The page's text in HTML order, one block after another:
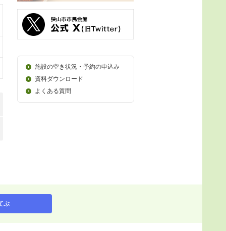
施設の空き状況・予約の申込み
資料ダウンロード
よくある質問
ぶ